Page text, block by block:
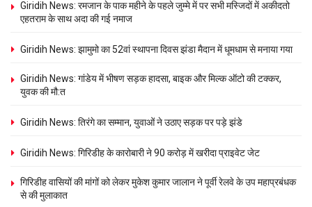
Giridih News: रमजान के पाक महीने के पहले जुम्मे में पर सभी मस्जिदों में अकीदतो
एहतराम के साथ अदा की गई नमाज
Giridih News: झामुमो का 52वां स्थापना दिवस झंडा मैदान में धूमधाम से मनाया गया
Giridih News: गांडेय में भीषण सड़क हादसा, बाइक और मिल्क ऑटो की टक्कर,
युवक की मौ:त
Giridih News: तिरंगे का सम्मान, युवाओं ने उठाए सड़क पर पड़े झंडे
Giridih News: गिरिडीह के कारोबारी ने 90 करोड़ में खरीदा प्राइवेट जेट
गिरिडीह वासियों की मांगों को लेकर मुकेश कुमार जालान ने पूर्वी रेलवे के उप महाप्रबंधक
से की मुलाकात